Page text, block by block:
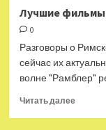
Лучшие фильмы
0
Разговоры о
сейчас их
волне "Рамблер"
Читать далее